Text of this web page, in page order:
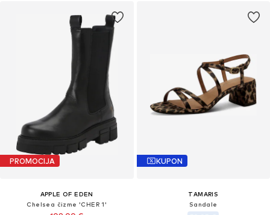
PROMOCIJA
APPLE OF EDEN
Chelsea čizme 'CHER 1'
KUPON
TAMARIS
Sandale